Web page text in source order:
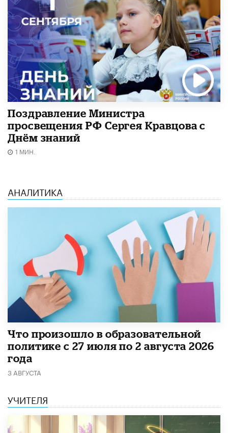
Поздравление Министра
просвещения РФ Сергея Кравцова с
Днём знаний
1 МИН.
АНАЛИТИКА
​Что произошло в образовательной
политике с 27 июля по 2 августа 2026
года
3 АВГУСТА
УЧИТЕЛЯ